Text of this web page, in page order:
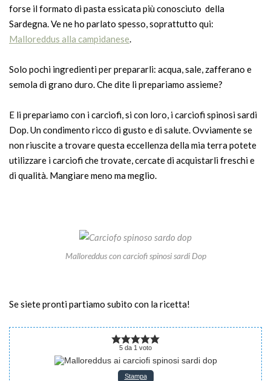
forse il formato di pasta essicata più conosciuto della
Sardegna. Ve ne ho parlato spesso, soprattutto qui:
Malloreddus alla campidanese.
Solo pochi ingredienti per prepararli: acqua, sale, zafferano e
semola di grano duro. Che dite li prepariamo assieme?
E li prepariamo con i carciofi, si con loro, i carciofi spinosi sardi
Dop. Un condimento ricco di gusto e di salute. Ovviamente se
non riuscite a trovare questa eccellenza della mia terra potete
utilizzare i carciofi che trovate, cercate di acquistarli freschi e
di qualità. Mangiare meno ma meglio.
Malloreddus con carciofi spinosi sardi Dop
Se siete pronti partiamo subito con la ricetta!
5 da 1 voto
Stampa